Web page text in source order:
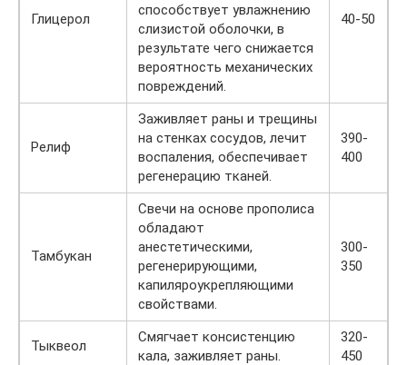
Глицерол
способствует увлажнению
слизистой оболочки, в
результате чего снижается
вероятность механических
повреждений.
40-50
Релиф
Заживляет раны и трещины
на стенках сосудов, лечит
воспаления, обеспечивает
регенерацию тканей.
390-
400
Тамбукан
Свечи на основе прополиса
обладают
анестетическими,
регенерирующими,
капиляроукрепляющими
свойствами.
300-
350
Тыквеол
Смягчает консистенцию
кала, заживляет раны.
320-
450